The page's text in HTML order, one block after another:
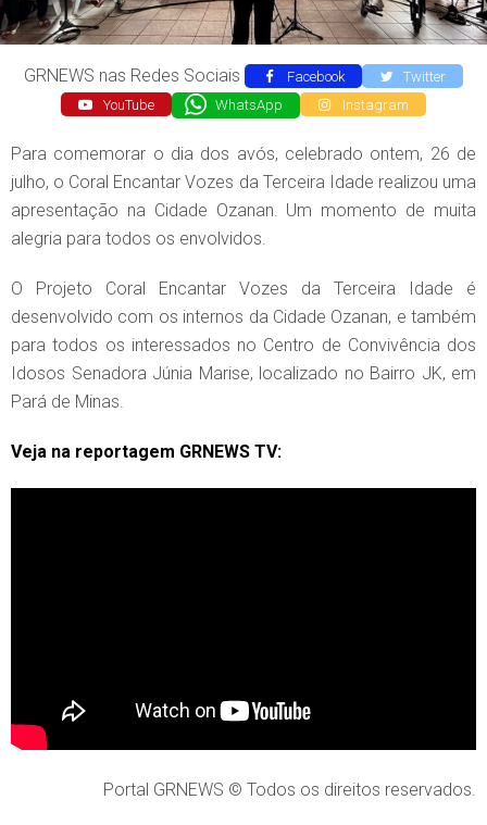
GRNEWS nas Redes Sociais Facebook
Twitter
YouTube
WhatsApp Instagram
Para comemorar o dia dos avós, celebrado ontem, 26 de
julho, o Coral Encantar Vozes da Terceira Idade realizou uma
apresentação na Cidade Ozanan. Um momento de muita
alegria para todos os envolvidos.
O Projeto Coral Encantar Vozes da Terceira Idade é
desenvolvido com os internos da Cidade Ozanan, e também
para todos os interessados no Centro de Convivência dos
Idosos Senadora Júnia Marise, localizado no Bairro JK, em
Pará de Minas.
Veja na reportagem GRNEWS TV:
Portal GRNEWS © Todos os direitos reservados.